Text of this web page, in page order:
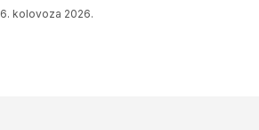
6. kolovoza 2026.